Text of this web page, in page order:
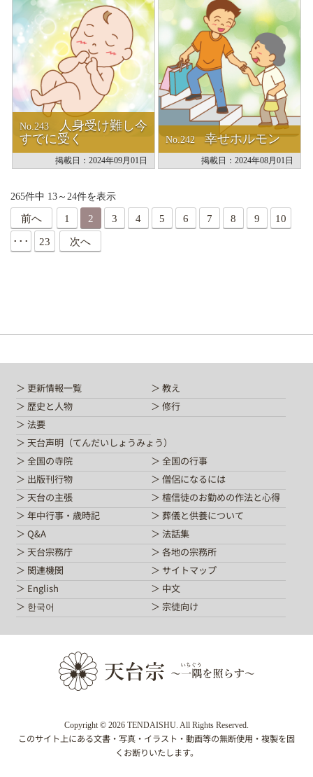
No.243
人身受け難し今
すでに受く
掲載日：2024年09月01日
No.242 幸せホルモン
掲載日：2024年08月01日
265件中 13～24件を表示
前へ 1 2 3 4 5 6 7 8 9 10
･･･ 23 次へ
更新情報一覧
教え
歴史と人物
修行
法要
天台声明（てんだいしょうみょう）
全国の寺院
全国の行事
出版刊行物
僧侶になるには
天台の主張
檀信徒のお勤めの作法と心得
年中行事・歳時記
葬儀と供養について
Q&A
法話集
天台宗務庁
各地の宗務所
関連機関
サイトマップ
English
中文
한국어
宗徒向け
Copyright © 2026 TENDAISHU. All Rights Reserved.
このサイト上にある文書・写真・イラスト・動画等の無断使用・複製を固
くお断りいたします。